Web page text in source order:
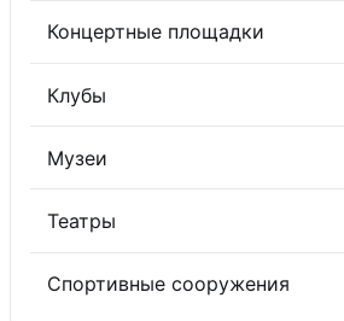
Концертные площадки
Клубы
Музеи
Театры
Спортивные сооружения